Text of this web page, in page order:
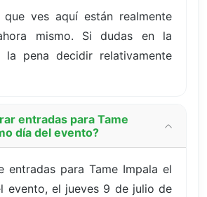
que ves aquí están realmente
mismo. Si dudas en la
la pena decidir relativamente
entradas para Tame
día del evento?
entradas para Tame Impala el
evento, el jueves 9 de julio de